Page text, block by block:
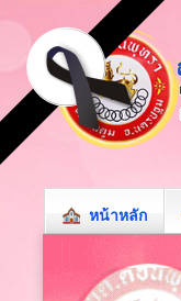
หน้าหลัก